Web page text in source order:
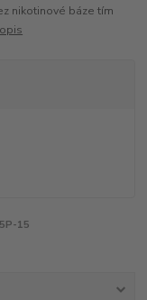
nikotinové báze tím
15